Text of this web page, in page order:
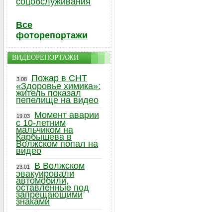
Все
фоторепортажи
ВИДЕОРЕПОРТАЖИ
3.08
Пожар в СНТ
«Здоровье химика»:
житель показал
пепелище на видео
19.03
Момент аварии
с 10-летним
мальчиком на
Карбышева в
Волжском попал на
видео
23.01
В Волжском
эвакуировали
автомобили,
оставленные под
запрещающими
знаками